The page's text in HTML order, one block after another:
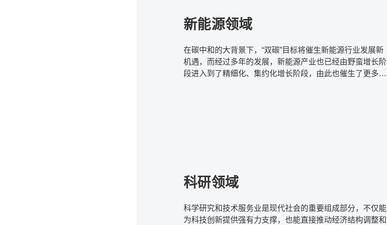
新能源领域
在碳中和的大背景下，“双碳”目标将催生新能源行业发展新
机遇，而经过多年的发展，新能源产业也已经由野蛮增长阶
段进入到了精细化、集约化增长阶段，由此也催生了更多不
科研领域
科学研究和技术服务业是现代社会的重要组成部分，不仅能
为科技创新提供强有力支撑，也能直接推动经济结构调整和